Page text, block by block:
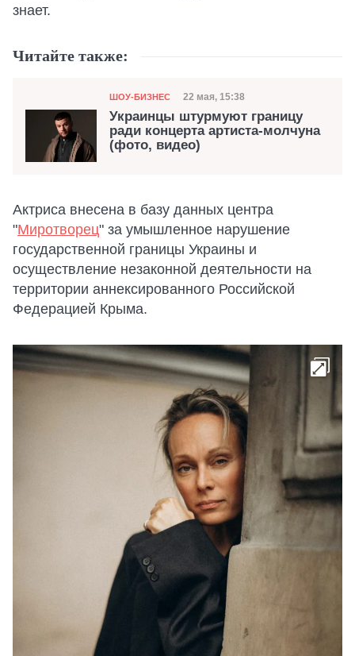
знает.
Читайте также:
Категория
ШОУ-БИЗНЕС Дата публикации
22 мая, 15:38
Украинцы штурмуют границу
ради концерта артиста-молчуна
(фото, видео)
Актриса внесена в базу данных центра
"Миротворец" за умышленное нарушение
государственной границы Украины и
осуществление незаконной деятельности на
территории аннексированного Российской
Федерацией Крыма.